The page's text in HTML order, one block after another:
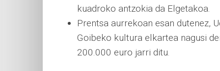
kuadroko antzokia da Elgetakoa.
Prentsa aurrekoan esan dutenez,
Goibeko kultura elkartea nagusi
200.000 euro jarri ditu.